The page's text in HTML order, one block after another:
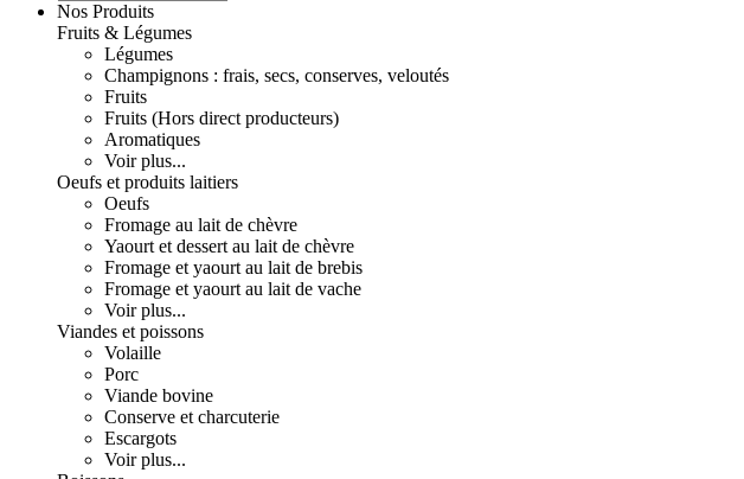
Nos Produits
Fruits & Légumes
Légumes
Champignons : frais, secs, conserves, veloutés
Fruits
Fruits (Hors direct producteurs)
Aromatiques
Voir plus...
Oeufs et produits laitiers
Oeufs
Fromage au lait de chèvre
Yaourt et dessert au lait de chèvre
Fromage et yaourt au lait de brebis
Fromage et yaourt au lait de vache
Voir plus...
Viandes et poissons
Volaille
Porc
Viande bovine
Conserve et charcuterie
Escargots
Voir plus...